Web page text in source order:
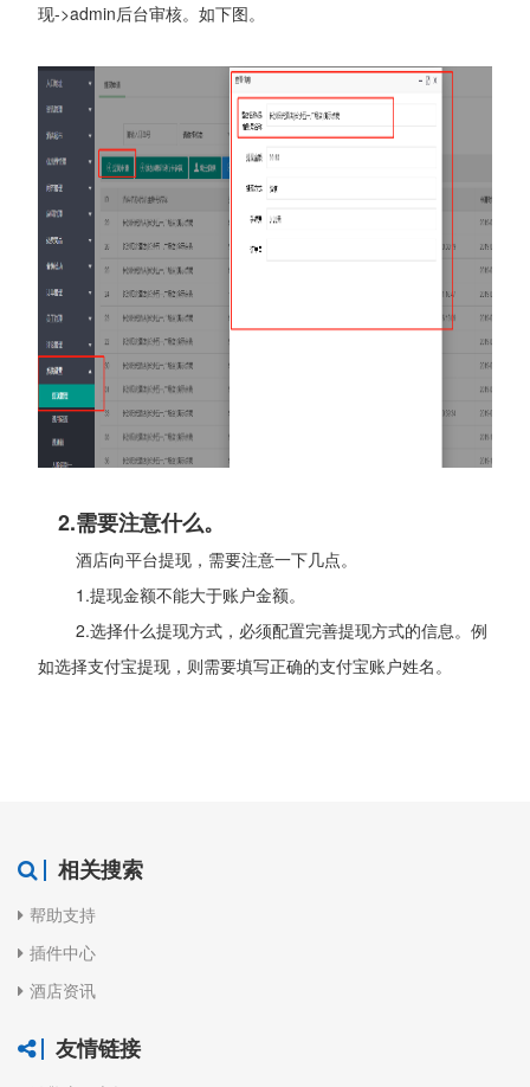
现->admin后台审核。如下图。
2.需要注意什么。
酒店向平台提现，需要注意一下几点。
1.提现金额不能大于账户金额。
2.选择什么提现方式，必须配置完善提现方式的信息。例
如选择支付宝提现，则需要填写正确的支付宝账户姓名。
相关搜索
帮助支持
插件中心
酒店资讯
友情链接